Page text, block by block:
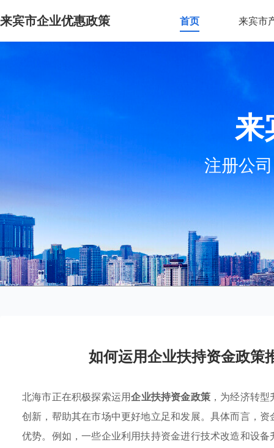
来宾市企业优惠政策 首页 来宾市
来
注册公
如何运用企业扶持资金政策
北海市正在积极探索运用企业扶持资金政策，为经济转型
创新，帮助其在市场中更好地立足和发展。具体而言，
优势。例如，一些企业利用扶持资金进行技术改造和设